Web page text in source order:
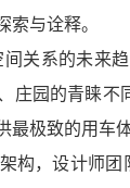
索与诠释。
关系的未来
庄园的青睐不
最极致的用车体
构，设计师